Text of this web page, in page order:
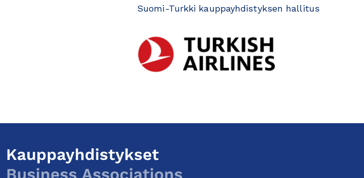
Suomi-Turkki kauppayhdistyksen hallitus